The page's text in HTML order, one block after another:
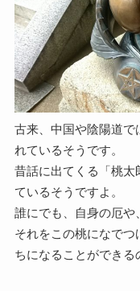
古来、中国や陰陽道で
れているそうです。
昔話に出てくる「桃太
ているそうですよ。
誰にでも、自身の厄や
それをこの桃になで
ちになることができる